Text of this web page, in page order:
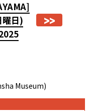
曜日)
>>
Museum)